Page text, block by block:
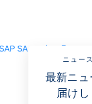
SAP SAP の中に眠って
ニュー
最新ニ
届けし